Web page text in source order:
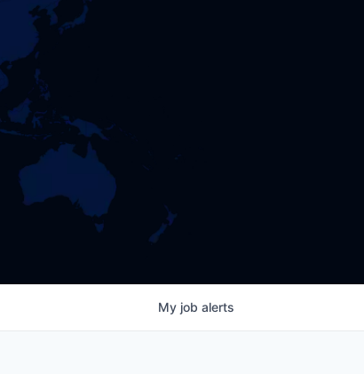
My job alerts